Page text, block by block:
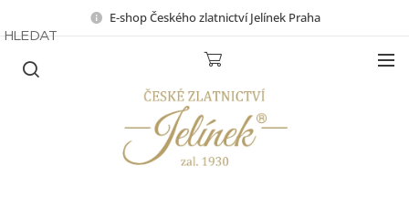
E-shop Českého zlatnictví Jelínek Praha
HLEDAT